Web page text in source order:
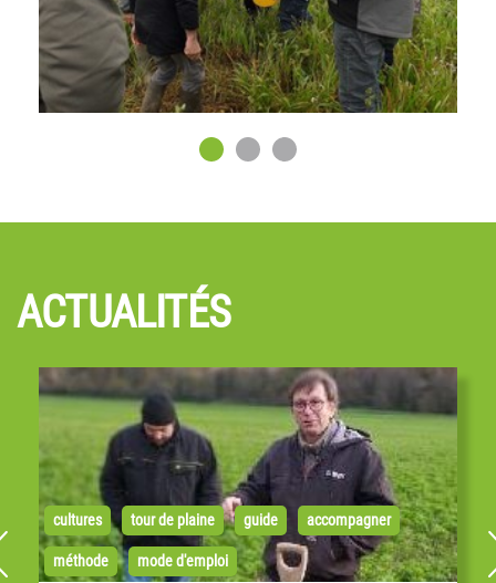
ACTUALITÉS
cultures tour de plaine guide accompagner
méthode mode d'emploi